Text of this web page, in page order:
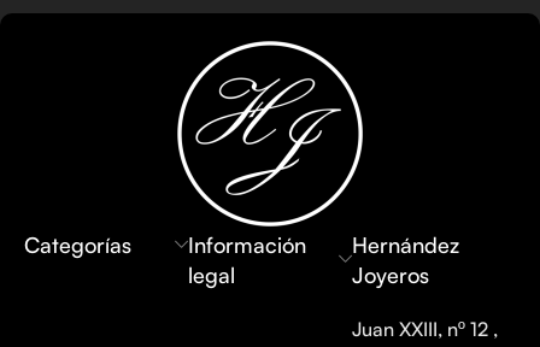
Categorías
Información
legal
Hernández
Joyeros
Juan XXIII, nº 12 ,